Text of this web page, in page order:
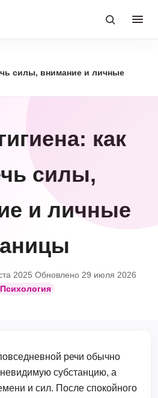
силы, внимание и личные
как
силы,
и личные
2025 Обновлено 29 июля 2026
Психология
речи обычно
субстанцию, а
и сил. После спокойного